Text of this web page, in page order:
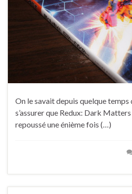
On le savait depuis quelque temps
s’assurer que Redux: Dark
repoussé une énième fois (…)